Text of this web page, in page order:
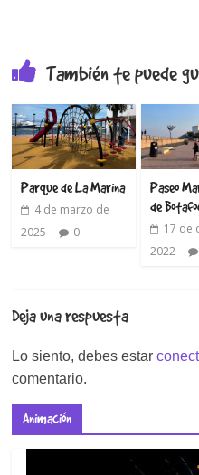
También te puede
Parque de La Marina
4 de marzo de
2025
0
Paseo
de
17 de
2022
Deja una respuesta
Lo siento, debes estar
comentario.
Animación